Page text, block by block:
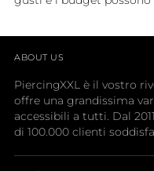
ABOUT US
PiercingXXL è il vostro
offre una grandissima
accessibili a tutti. Dal
di 100.000 clienti